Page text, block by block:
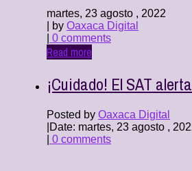
martes, 23 agosto , 2022
| by Oaxaca Digital
0 comments
Read more
¡Cuidado! El SAT
Posted by Oaxaca Digital
Date: martes, 23 agosto ,
0 comments